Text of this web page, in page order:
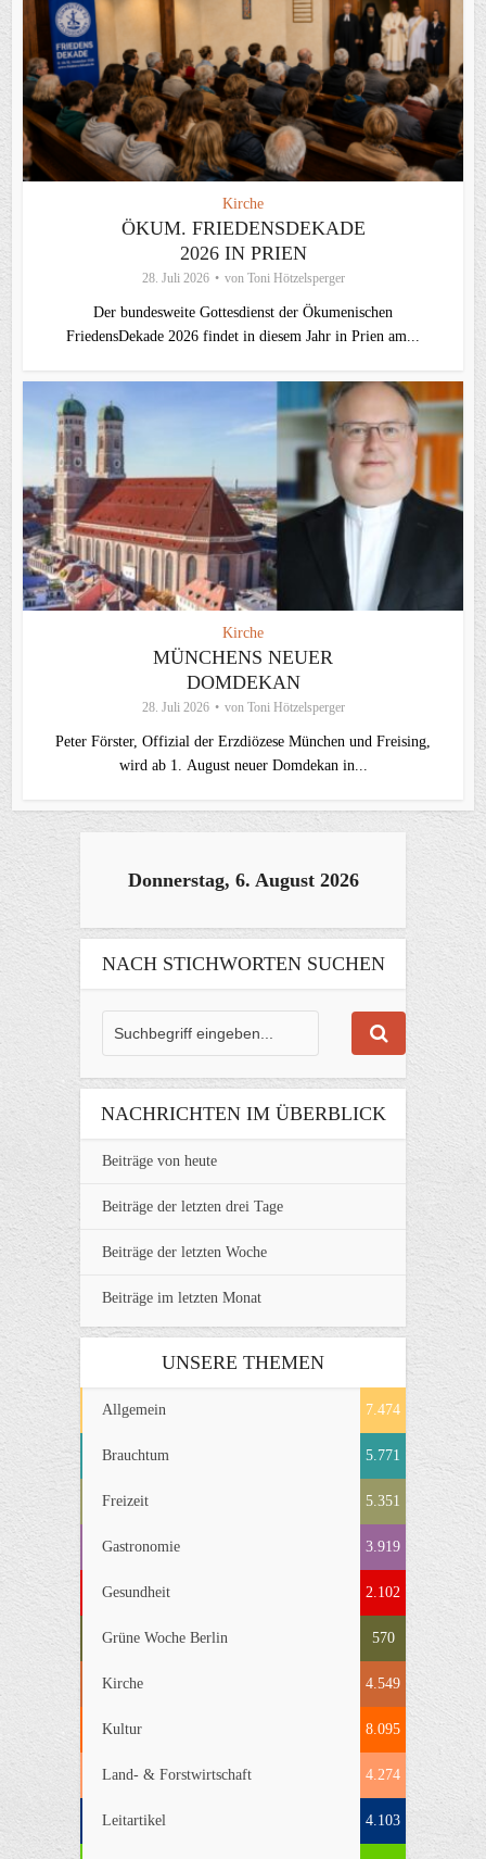
Kirche
ÖKUM. FRIEDENSDEKADE
2026 IN PRIEN
28. Juli 2026 von Toni Hötzelsperger
Der bundesweite Gottesdienst der Ökumenischen
FriedensDekade 2026 findet in diesem Jahr in Prien am...
Kirche
MÜNCHENS NEUER
DOMDEKAN
28. Juli 2026 von Toni Hötzelsperger
Peter Förster, Offizial der Erzdiözese München und Freising,
wird ab 1. August neuer Domdekan in...
Donnerstag, 6. August 2026
NACH STICHWORTEN SUCHEN
NACHRICHTEN IM ÜBERBLICK
Beiträge von heute
Beiträge der letzten drei Tage
Beiträge der letzten Woche
Beiträge im letzten Monat
UNSERE THEMEN
Allgemein 7.474
Brauchtum 5.771
Freizeit 5.351
Gastronomie 3.919
Gesundheit 2.102
Grüne Woche Berlin 570
Kirche 4.549
Kultur 8.095
Land- & Forstwirtschaft 4.274
Leitartikel 4.103